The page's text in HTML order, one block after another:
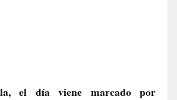
el día viene marcado por